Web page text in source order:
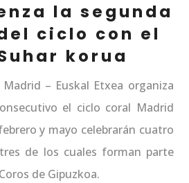
la segunda
ciclo con el
korua
– Euskal Etxea organiza
el ciclo coral Madrid
y mayo celebrarán cuatro
de los cuales forman parte
de Gipuzkoa.